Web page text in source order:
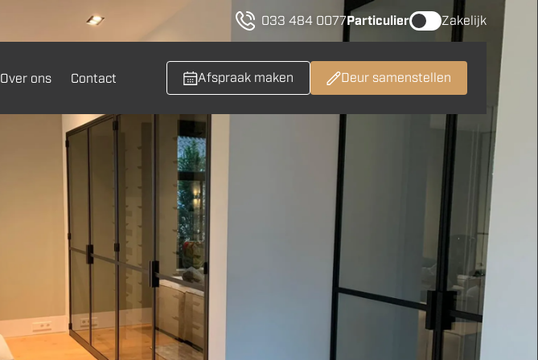
033 484 0077Particulier Zakelijk
Over ons Contact Afspraak maken Deur samenstellen